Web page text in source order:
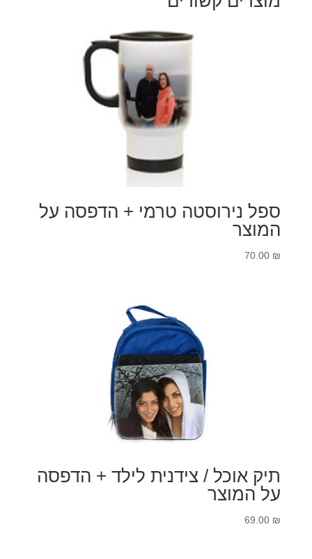
ספל נירוסטה טרמי + הדפסה על
המוצר
70.00 ₪
תיק אוכל / צידנית לילד + הדפסה
על המוצר
69.00 ₪